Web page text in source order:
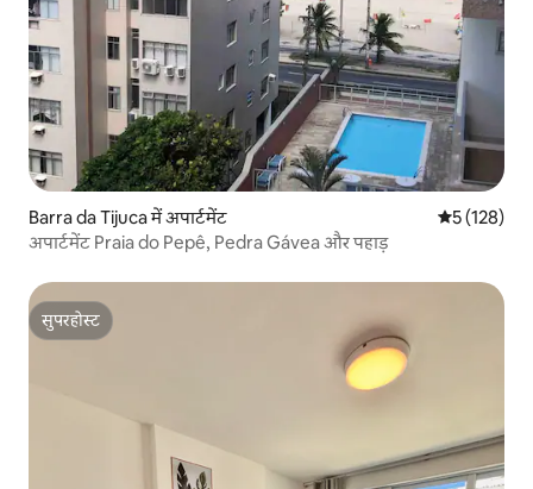
Barra da Tijuca में अपार्टमेंट औसत रेटिंग 5
5 (128)
अपार्टमेंट Praia do Pepê, Pedra Gávea और पहाड़
सुपरहोस्ट
सुपरहोस्ट